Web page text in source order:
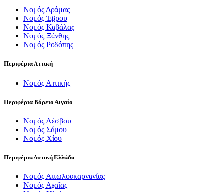
Νομός Δράμας
Νομός Έβρου
Νομός Καβάλας
Νομός Ξάνθης
Νομός Ροδόπης
Περιφέρια Αττική
Νομός Αττικής
Περιφέρια Βόρειο Αιγαίο
Νομός Λέσβου
Νομός Σάμου
Νομός Χίου
Περιφέρια Δυτική Ελλάδα
Νομός Αιτωλοακαρνανίας
Νομός Αχαΐας